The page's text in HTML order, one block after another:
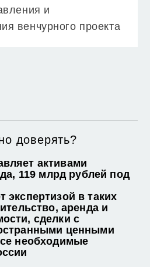
и
венчурного проекта
доверять?
активами
119 млрд рублей под
экспертизой в таких
аренда и
сделки с
ценными
необходимые